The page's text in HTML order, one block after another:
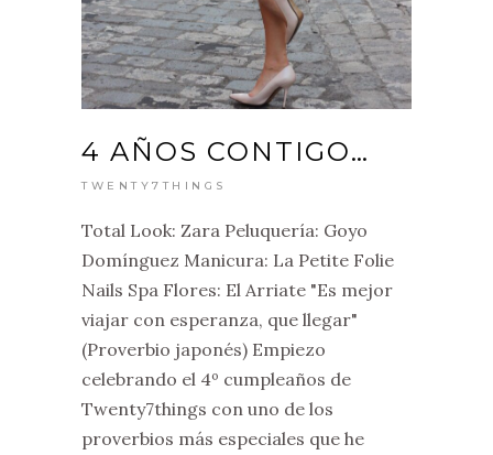
4 AÑOS CONTIGO…
TWENTY7THINGS
Total Look: Zara Peluquería: Goyo
Domínguez Manicura: La Petite Folie
Nails Spa Flores: El Arriate "Es mejor
viajar con esperanza, que llegar"
(Proverbio japonés) Empiezo
celebrando el 4º cumpleaños de
Twenty7things con uno de los
proverbios más especiales que he